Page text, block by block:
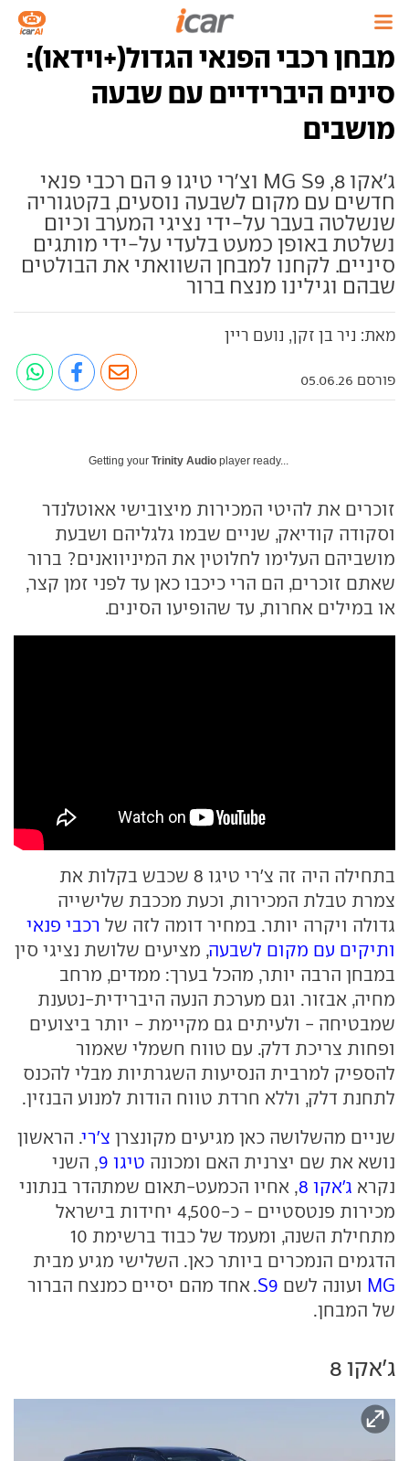
מבחן רכבי הפנאי הגדול(+וידאו):
סינים היברידיים עם שבעה
מושבים
ג'אקו 8, MG S9 וצ'רי טיגו 9 הם רכבי פנאי
חדשים עם מקום לשבעה נוסעים, בקטגוריה
שנשלטה בעבר על-ידי נציגי המערב וכיום
נשלטת באופן כמעט בלעדי על-ידי מותגים
סיניים. לקחנו למבחן השוואתי את הבולטים
שבהם וגילינו מנצח ברור
מאת: ניר בן זקן, נועם ריין
פורסם 05.06.26
Getting your Trinity Audio player ready...
זוכרים את להיטי המכירות מיצובישי אאוטלנדר
וסקודה קודיאק, שניים שבמו גלגליהם ושבעת
מושביהם העלימו לחלוטין את המיניוואנים? ברור
שאתם זוכרים, הם הרי כיכבו כאן עד לפני זמן קצר,
או במילים אחרות, עד שהופיעו הסינים.
בתחילה היה זה צ'רי טיגו 8 שכבש בקלות את
צמרת טבלת המכירות, וכעת מככבת שלישייה
גדולה ויקרה יותר. במחיר דומה לזה של רכבי פנאי
ותיקים עם מקום לשבעה, מציעים שלושת נציגי סין
במבחן הרבה יותר, מהכל בערך: ממדים, מרחב
מחיה, אבזור. וגם מערכת הנעה היברידית-נטענת
שמבטיחה - ולעיתים גם מקיימת - יותר ביצועים
ופחות צריכת דלק. עם טווח חשמלי שאמור
להספיק למרבית הנסיעות השגרתיות מבלי להכנס
לתחנת דלק, וללא חרדת טווח הודות למנוע הבנזין.
שניים מהשלושה כאן מגיעים מקונצרן צ'רי. הראשון
נושא את שם יצרנית האם ומכונה טיגו 9
, השני
נקרא ג'אקו 8
, אחיו הכמעט-תאום שמתהדר בנתוני
מכירות פנטסטיים - כ-4,500 יחידות בישראל
מתחילת השנה, ומעמד של כבוד ברשימת 10
הדגמים הנמכרים ביותר כאן. השלישי מגיע מבית
MG ועונה לשם S9. אחד מהם יסיים כמנצח הברור
של המבחן.
ג'אקו 8